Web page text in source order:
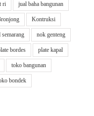
ri jual baha bangunan
Kontruksi
semarang nok genteng
bordes plate kapal
toko bangunan
bondek